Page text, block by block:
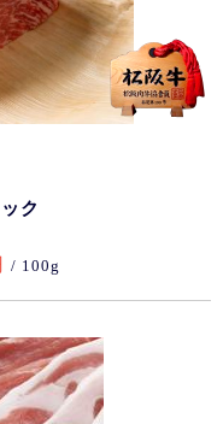
ク
/ 100g